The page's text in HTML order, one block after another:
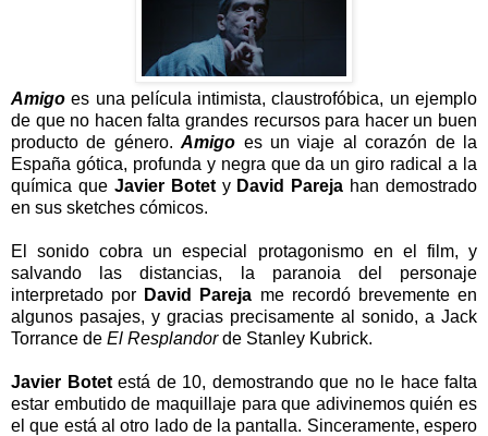
Amigoes una película intimista, claustrofóbica, un ejemplo
de que no hacen falta grandes recursos para hacer un buen
producto de género.Amigo es un viaje al corazón de la
España gótica, profunda y negra que da un giro radical a la
química que Javier Botety David Pareja han demostrado
en sus sketches cómicos.
El sonido cobra un especial protagonismo en el film, y
salvando las distancias, la paranoia del personaje
interpretado por David Pareja me recordó brevemente en
algunos pasajes, y gracias precisamente al sonido, a Jack
Torrance de El Resplandorde Stanley Kubrick.
Javier Botet está de 10, demostrando que no le hace falta
estar embutido de maquillaje para que adivinemos quién es
el que está al otro lado de la pantalla. Sinceramente, espero